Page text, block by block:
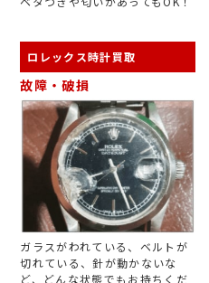
ロレックス時計買取
故障・破損
ガラスがわれている、ベルトが
切れている、針が動かないな
ど、どんな状態でもお持ちくだ